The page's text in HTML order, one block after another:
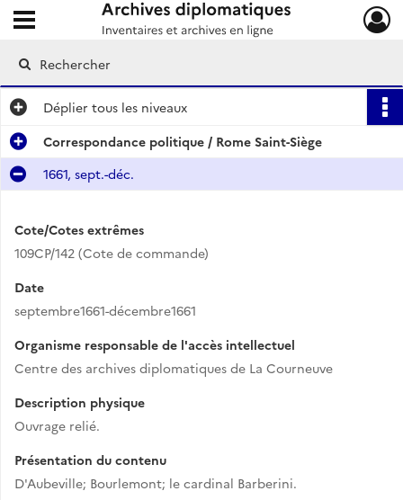
Archives diplomatiques
Ouvrir le menu déroulant
Déplier tous les niveaux
Correspondance politique / Rome Saint-Siège
1661, sept.-déc.
Cote/Cotes extrêmes
109CP/142 (Cote de commande)
Date
septembre1661-décembre1661
Organisme responsable de l'accès intellectuel
Centre des archives diplomatiques de La Courneuve
Description physique
Ouvrage relié.
Présentation du contenu
D'Aubeville; Bourlemont; le cardinal Barberini.